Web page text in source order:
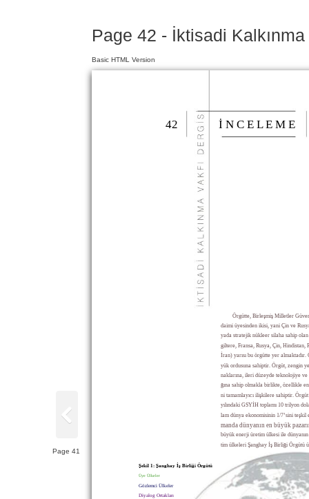
Page 42 - İktisadi
Basic HTML Version
İ N C E L E M E
42
Örgütte, Birleşmiş Milletler
daimi üyesinden ikisi, yani Çin ve
yada stratejik nükleer silaha sahip
giltere, Fransa, Rusya, Çin, Hindistan,
İran) yarısı bu örgütte yer almaktadır.
yük ordusuna sahiptir. Örgüt, zengin
naklarına, ileri düzeyde teknolojiye
ğına sahip olmakla birlikte, özellikle
ni tamamlayıcı ilişkilere sahiptir.
yılındaki GSYİH toplamı 10 trilyon
lam dünya ekonomisinin 1/7’sini teşkil
manda dünyanın en büyük
büyük enerji üretim ülkesi ile
tim ülkeleri Şanghay İş Birliği Örgütü
Şekil 1: Şanghay İş Birliği Örgütü
Üye Ülkeler
Gözlemci Ülkeler
Diyalog Ortakları
Page 41